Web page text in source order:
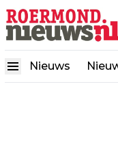
Nieuws